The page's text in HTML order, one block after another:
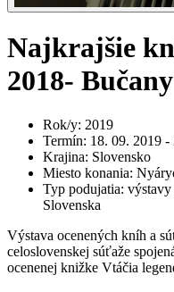
Najkrajšie
2018- Bučany
Rok/y: 2019
Termín: 18. 09. 2019 -
Krajina: Slovensko
Miesto konania:
Typ podujatia:
Slovenska
Výstava ocenených kníh a
celoslovenskej súťaže
ocenenej knižke Vtáčia